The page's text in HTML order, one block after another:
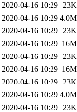
2020-04-16 10:29 23K
2020-04-16 10:29 4.0M
2020-04-16 10:29 23K
2020-04-16 10:29 16M
2020-04-16 10:29 23K
2020-04-16 10:29 16M
2020-04-16 10:29 23K
2020-04-16 10:29 4.0M
2020-04-16 10:29 23K